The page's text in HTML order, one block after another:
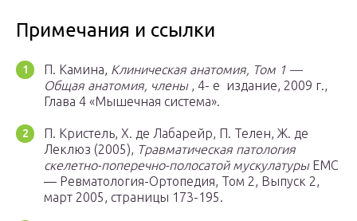
Примечания и ссылки
П. Камина, Клиническая анатомия, Том 1 —
Общая анатомия, члены, 4- е издание, 2009 г.,
Глава 4 «Мышечная система».
П. Кристель, Х. де Лабарейр, П. Телен, Ж. де
Леклюз (2005), Травматическая патология
скелетно-поперечно-полосатой мускулатурыEMC
— Ревматология-Ортопедия, Том 2, Выпуск 2,
март 2005, страницы 173-195.